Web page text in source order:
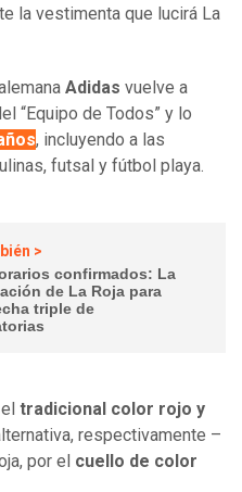
la vestimenta que lucirá La
Adidas vuelve a
“Equipo de Todos” y lo
, incluyendo a las
futsal y fútbol playa.
>
confirmados: La
de La Roja para
triple de
tradicional color rojo y
respectivamente –
por el cuello de color